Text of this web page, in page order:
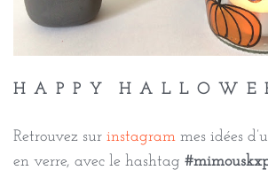
H A P P Y H A L L O W E
Retrouvez sur instagram mes idées
en verre, avec le hashtag